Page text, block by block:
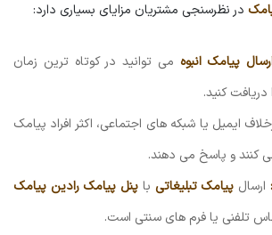
در نظرسنجی مشتریان مزایای بسیاری دارد:
پیامک انبوه می توانید در کوتاه ترین زمان
دریافت کنید.
ایمیل یا شبکه های اجتماعی، اکثر افراد پیامک
کنند و پاسخ می دهند.
ارسال پیامک تبلیغاتی با پنل پیامک رادین پیامک
تلفنی یا فرم های سنتی است.